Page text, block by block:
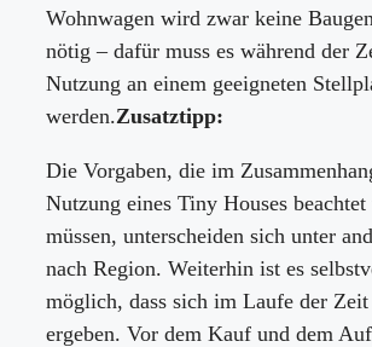
Wohnwagen wird zwar keine
nötig – dafür muss es während der
Nutzung an einem geeigneten
werden.Zusatztipp:
Die Vorgaben, die im
Nutzung eines Tiny Houses beachtet
müssen, unterscheiden sich unter
nach Region. Weiterhin ist es
möglich, dass sich im Laufe der
ergeben. Vor dem Kauf und dem